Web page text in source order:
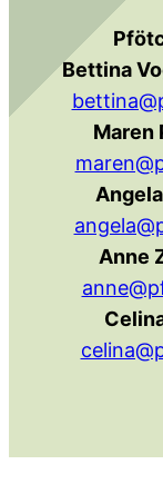
Bettina
Maren
Anne